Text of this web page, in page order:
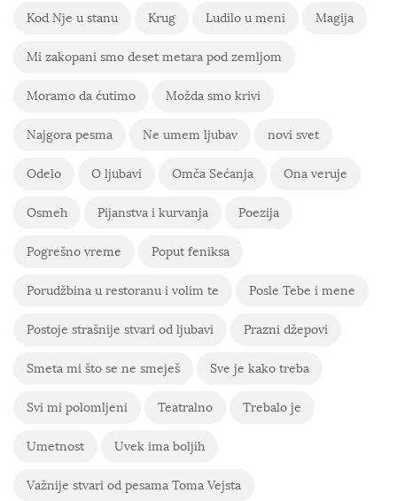
Kod Nje u stanu Krug Ludilo u meni Magija
Mi zakopani smo deset metara pod zemljom
Moramo da ćutimo Možda smo krivi
Najgora pesma Ne umem ljubav novi svet
Odelo O ljubavi Omča Sećanja Ona veruje
Osmeh Pijanstva i kurvanja Poezija
Pogrešno vreme Poput feniksa
Porudžbina u restoranu i volim te Posle Tebe i mene
Postoje strašnije stvari od ljubavi Prazni džepovi
Smeta mi što se ne smeješ Sve je kako treba
Svi mi polomljeni Teatralno Trebalo je
Umetnost Uvek ima boljih
Važnije stvari od pesama Toma Vejsta